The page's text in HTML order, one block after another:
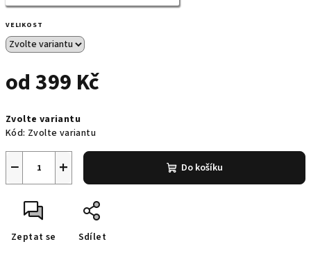
VELIKOST
od399 Kč
cena:
Zvolte variantu
Kód: Zvolte variantu
+
− Do košíku
Zeptat se Sdílet